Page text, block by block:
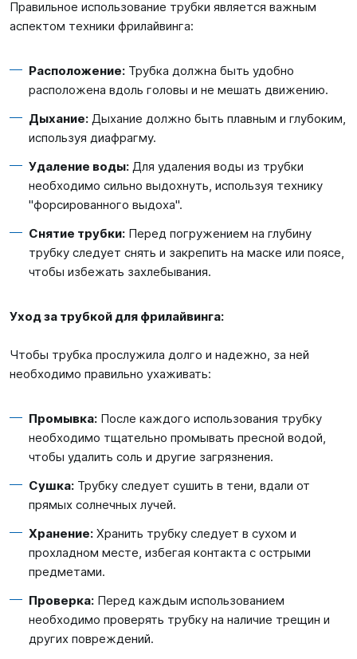
Правильное использование трубки является важным
аспектом техники фрилайвинга:
Расположение: Трубка должна быть удобно
расположена вдоль головы и не мешать движению.
Дыхание: Дыхание должно быть плавным и глубоким,
используя диафрагму.
Удаление воды: Для удаления воды из трубки
необходимо сильно выдохнуть, используя технику
"форсированного выдоха".
Снятие трубки: Перед погружением на глубину
трубку следует снять и закрепить на маске или поясе,
чтобы избежать захлебывания.
Уход за трубкой для фрилайвинга:
Чтобы трубка прослужила долго и надежно, за ней
необходимо правильно ухаживать:
Промывка: После каждого использования трубку
необходимо тщательно промывать пресной водой,
чтобы удалить соль и другие загрязнения.
Сушка: Трубку следует сушить в тени, вдали от
прямых солнечных лучей.
Хранение: Хранить трубку следует в сухом и
прохладном месте, избегая контакта с острыми
предметами.
Проверка: Перед каждым использованием
необходимо проверять трубку на наличие трещин и
других повреждений.